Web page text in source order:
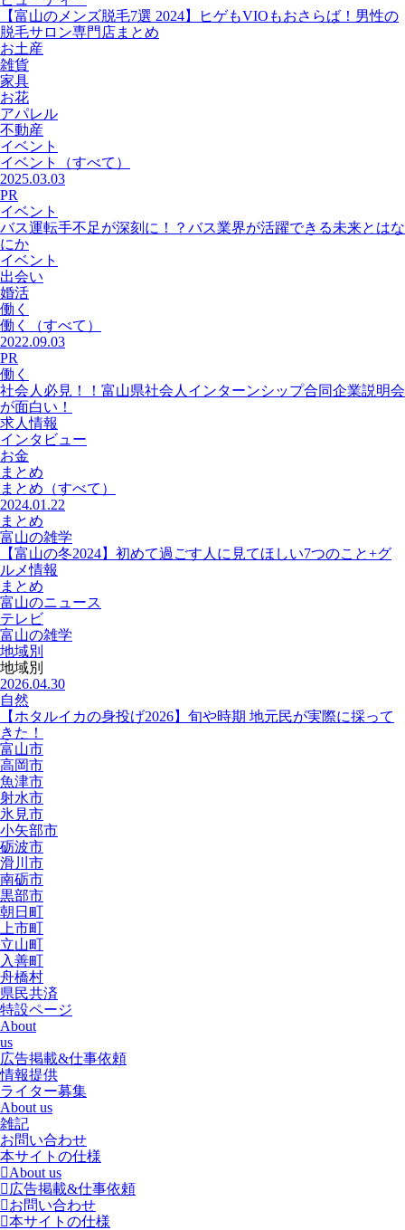
【富山のメンズ脱毛7選 2024】ヒゲもVIOもおさらば！男性の
脱毛サロン専門店まとめ
お土産
雑貨
家具
お花
アパレル
不動産
イベント
イベント
（すべて）
2025.03.03
PR
イベント
バス運転手不足が深刻に！？バス業界が活躍できる未来とはな
にか
イベント
出会い
婚活
働く
働く
（すべて）
2022.09.03
PR
働く
社会人必見！！富山県社会人インターンシップ合同企業説明会
が面白い！
求人情報
インタビュー
お金
まとめ
まとめ （すべて）
2024.01.22
まとめ
富山の雑学
【富山の冬2024】初めて過ごす人に見てほしい7つのこと+グ
ルメ情報
まとめ
富山のニュース
テレビ
富山の雑学
地域別
地域別
2026.04.30
自然
【ホタルイカの身投げ2026】旬や時期 地元民が実際に採って
きた！
富山市
高岡市
魚津市
射水市
氷見市
小矢部市
砺波市
滑川市
南砺市
黒部市
朝日町
上市町
立山町
入善町
舟橋村
県民共済
特設ページ
About
us
広告掲載&仕事依頼
情報提供
ライター募集
About us
雑記
お問い合わせ
本サイトの仕様
About us
広告掲載&仕事依頼
お問い合わせ
本サイトの仕様